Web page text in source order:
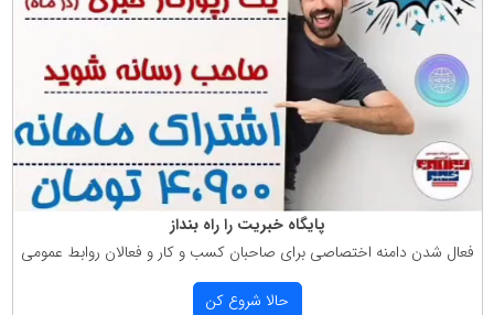
پایگاه خبریت را راه بنداز
فعال شدن دامنه اختصاصی برای صاحبان كسب و كار و فعالان روابط عمومی
حالا شروع كن